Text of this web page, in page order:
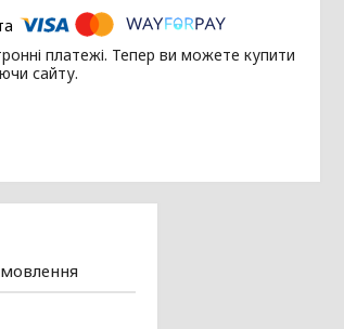
платежі. Тепер ви можете купити
сайту.